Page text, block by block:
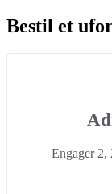
Bestil et
Engager